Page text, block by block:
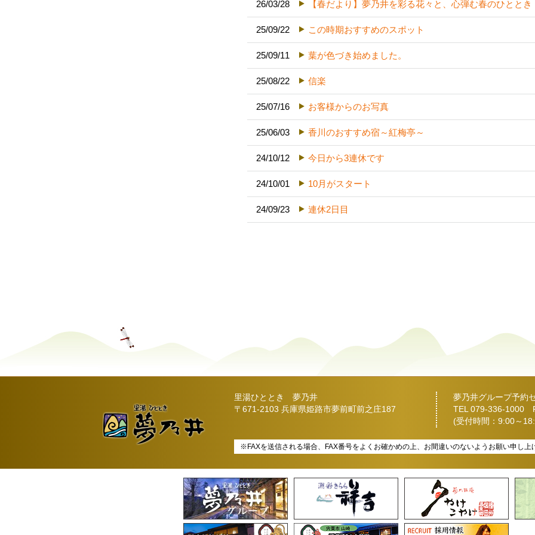
26/03/28 【春だより】夢乃井を彩る花々と、心弾む春のひととき
25/09/22 この時期おすすめのスポット
25/09/11 葉が色づき始めました。
25/08/22 信楽
25/07/16 お客様からのお写真
25/06/03 香川のおすすめ宿～紅梅亭～
24/10/12 今日から3連休です
24/10/01 10月がスタート
24/09/23 連休2日目
里湯ひととき 夢乃井
〒671-2103 兵庫県姫路市夢前町前之庄187
夢乃井グループ予約
TEL079-336-1000
(受付時間：9:00～
※FAXを送信される場合、FAX番号をよくお確かめの上、お間違いのないようお願い申し上